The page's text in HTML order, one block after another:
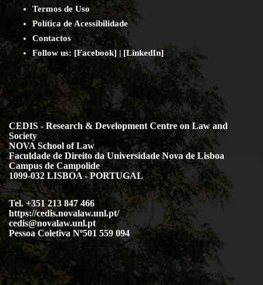
Termos de Uso
Política de Acessibilidade
Contactos
Follow us: [Facebook] | [LinkedIn]
CEDIS - Research & Development Centre on Law and
Society
NOVA School of Law
Faculdade de Direito da Universidade Nova de Lisboa
Campus de Campolide
1099-032 LISBOA - PORTUGAL
Tel. +351 213 847 466
https://cedis.novalaw.unl.pt/
cedis@novalaw.unl.pt
Pessoa Coletiva Nº501 559 094